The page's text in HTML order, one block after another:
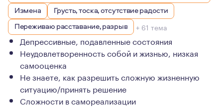
Измена
Грусть, тоска, отсутствие радости
Переживаю расставание, разрыв
+ 61 тема
Депрессивные, подавленные состояния
Неудовлетворенность собой и жизнью, низкая
самооценка
Не знаете, как разрешить сложную жизненную
ситуацию/принять решение
Сложности в самореализации